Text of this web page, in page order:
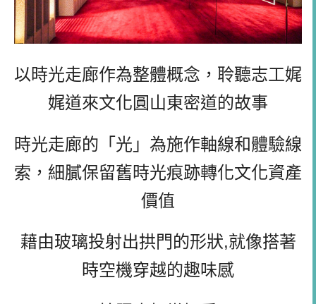
以時光走廊作為整體概念，聆聽志工娓
娓道來文化圓山東密道的故事
時光走廊的「光」為施作軸線和體驗線
索，細膩保留舊時光痕跡轉化文化資產
價值
藉由玻璃投射出拱門的形狀,就像搭著
時空機穿越的趣味感